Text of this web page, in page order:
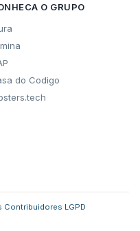
O GRUPO
do Codigo
Contribuidores LGPD